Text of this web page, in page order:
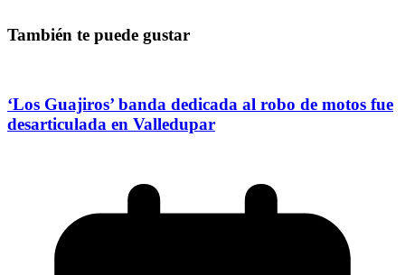
También te puede gustar
‘Los Guajiros’ banda dedicada al robo de motos fue
desarticulada en Valledupar